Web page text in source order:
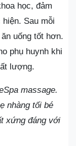
học, đảm
Sau mỗi
uống tốt hơn.
phụ huynh khi
lượng.
massage.
nhàng tối bé
xứng đáng với